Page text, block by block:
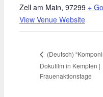
Zell am Main, 97299 +
View Venue Website
(Deutsch)
Dokufilm in Kempten |
Frauenaktionstage